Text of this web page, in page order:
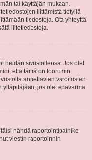
tai käyttäjän mukaan.
liittämistä tietyllä
tiedostoja. Ota yhteyttä
liitetiedostoja.
heidän sivustollensa. Jos olet
että tämä on foorumin
annettavien varoitusten
ylläpitäjään, jos olet epävarma
nähdä raportointipainike
viestin raportoinnin